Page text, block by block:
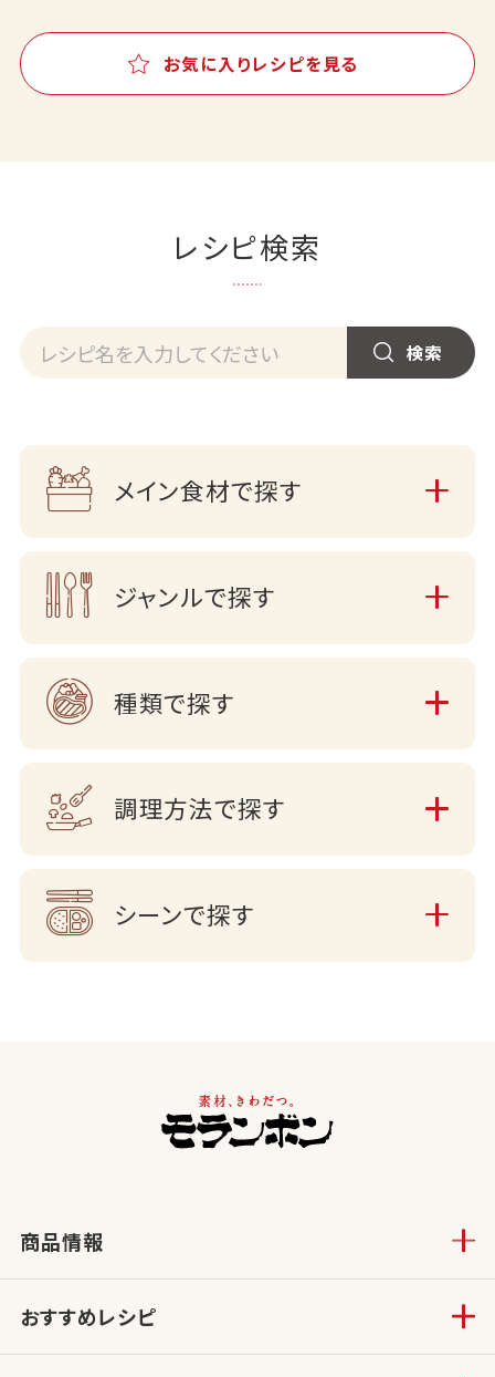
お気に入りレシピを見る
レシピ検索
メイン食材で探す
ジャンルで探す
種類で探す
調理方法で探す
シーンで探す
商品情報
おすすめレシピ